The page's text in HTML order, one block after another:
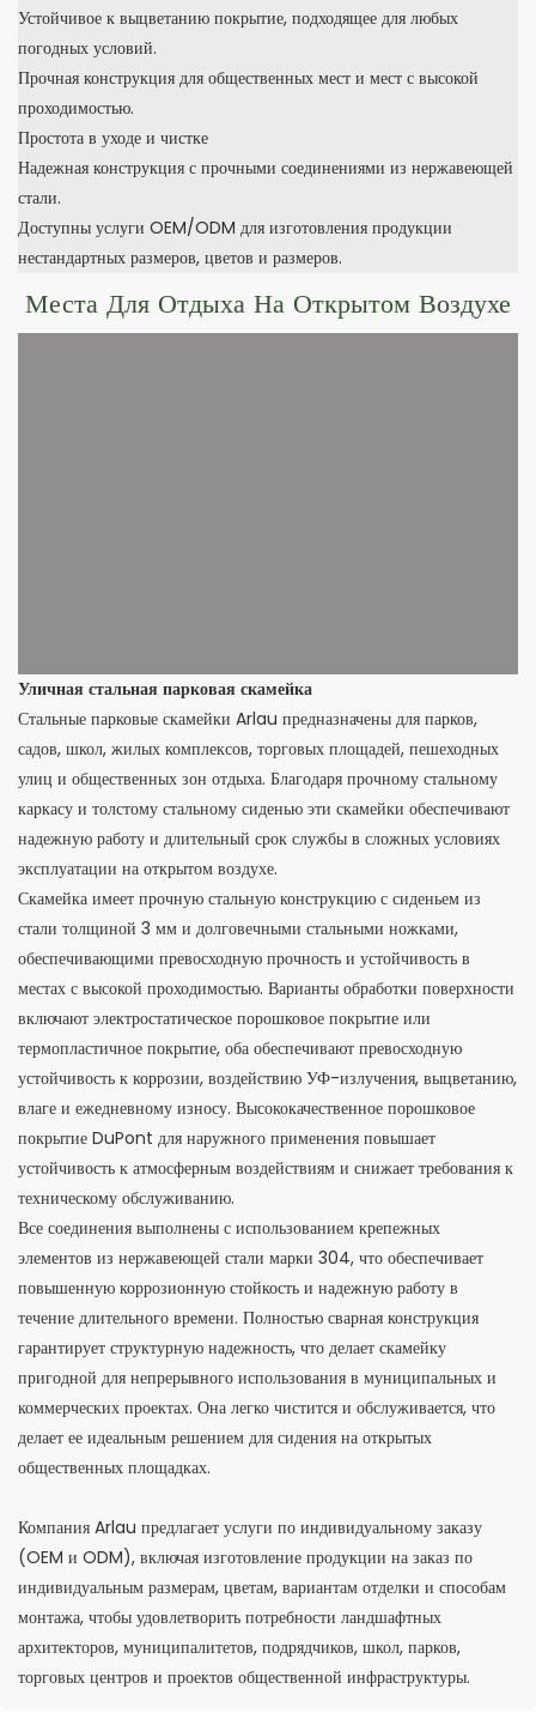
Устойчивое к выцветанию покрытие, подходящее для любых
погодных условий.
Прочная конструкция для общественных мест и мест с высокой
проходимостью.
Простота в уходе и чистке
Надежная конструкция с прочными соединениями из нержавеющей
стали.
Доступны услуги OEM/ODM для изготовления продукции
нестандартных размеров, цветов и размеров.
Места Для Отдыха На Открытом Воздухе
Уличная стальная парковая скамейка
Стальные парковые скамейки Arlau предназначены для парков,
садов, школ, жилых комплексов, торговых площадей, пешеходных
улиц и общественных зон отдыха. Благодаря прочному стальному
каркасу и толстому стальному сиденью эти скамейки обеспечивают
надежную работу и длительный срок службы в сложных условиях
эксплуатации на открытом воздухе.
Скамейка имеет прочную стальную конструкцию с сиденьем из
стали толщиной 3 мм и долговечными стальными ножками,
обеспечивающими превосходную прочность и устойчивость в
местах с высокой проходимостью. Варианты обработки поверхности
включают электростатическое порошковое покрытие или
термопластичное покрытие, оба обеспечивают превосходную
устойчивость к коррозии, воздействию УФ-излучения, выцветанию,
влаге и ежедневному износу. Высококачественное порошковое
покрытие DuPont для наружного применения повышает
устойчивость к атмосферным воздействиям и снижает требования к
техническому обслуживанию.
Все соединения выполнены с использованием крепежных
элементов из нержавеющей стали марки 304, что обеспечивает
повышенную коррозионную стойкость и надежную работу в
течение длительного времени. Полностью сварная конструкция
гарантирует структурную надежность, что делает скамейку
пригодной для непрерывного использования в муниципальных и
коммерческих проектах. Она легко чистится и обслуживается, что
делает ее идеальным решением для сидения на открытых
общественных площадках.
Компания Arlau предлагает услуги по индивидуальному заказу
(OEM и ODM), включая изготовление продукции на заказ по
индивидуальным размерам, цветам, вариантам отделки и способам
монтажа, чтобы удовлетворить потребности ландшафтных
архитекторов, муниципалитетов, подрядчиков, школ, парков,
торговых центров и проектов общественной инфраструктуры.